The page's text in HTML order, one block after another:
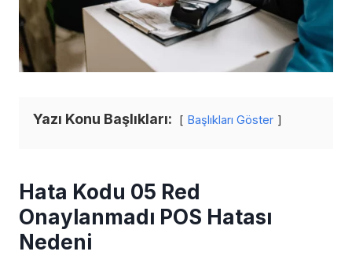
Yazı Konu Başlıkları: Başlıkları Göster
Hata Kodu 05 Red
Onaylanmadı POS Hatası
Nedeni